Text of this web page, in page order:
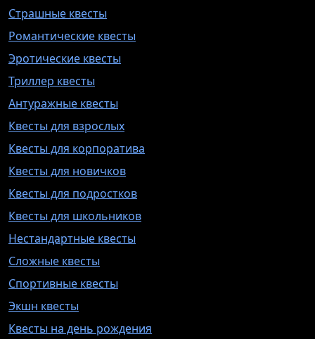
Страшные квесты
Романтические квесты
Эротические квесты
Триллер квесты
Антуражные квесты
Квесты для взрослых
Квесты для корпоратива
Квесты для новичков
Квесты для подростков
Квесты для школьников
Нестандартные квесты
Сложные квесты
Спортивные квесты
Экшн квесты
Квесты на день рождения